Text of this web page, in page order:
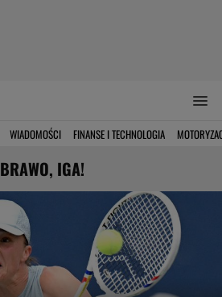
WIADOMOŚCI FINANSE I TECHNOLOGIA
BRAWO, IGA!